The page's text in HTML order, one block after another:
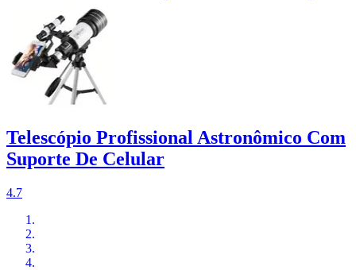
Telescópio Profissional Astronômico Com
Suporte De Celular
4.7